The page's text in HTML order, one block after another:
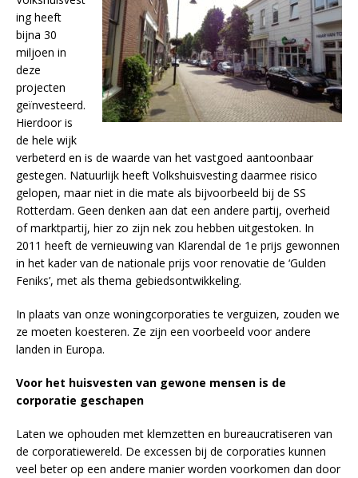
ing heeft
bijna 30
miljoen in
deze
projecten
geïnvesteerd.
Hierdoor is
de hele wijk
verbeterd en is de waarde van het vastgoed aantoonbaar
gestegen. Natuurlijk heeft Volkshuisvesting daarmee risico
gelopen, maar niet in die mate als bijvoorbeeld bij de SS
Rotterdam. Geen denken aan dat een andere partij, overheid
of marktpartij, hier zo zijn nek zou hebben uitgestoken. In
2011 heeft de vernieuwing van Klarendal de 1e prijs gewonnen
in het kader van de nationale prijs voor renovatie de ‘Gulden
Feniks’, met als thema gebiedsontwikkeling.
In plaats van onze woningcorporaties te verguizen, zouden we
ze moeten koesteren. Ze zijn een voorbeeld voor andere
landen in Europa.
Voor het huisvesten van gewone mensen is de
corporatie geschapen
Laten we ophouden met klemzetten en bureaucratiseren van
de corporatiewereld. De excessen bij de corporaties kunnen
veel beter op een andere manier worden voorkomen dan door